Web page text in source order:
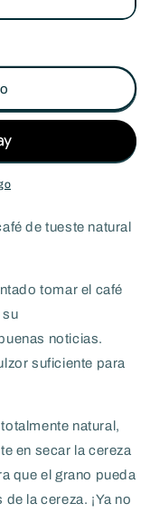
de tueste natural
tomar el café
su
noticias.
suficiente para
natural,
en secar la cereza
que el grano pueda
la cereza. ¡Ya no